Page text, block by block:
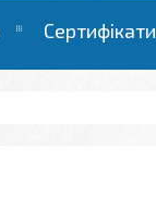
Сертифікати